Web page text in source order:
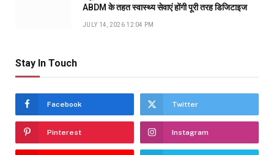
ABDM के तहत स्वास्थ्य सेवाएं होंगी पूरी तरह डिजिटाइज
JULY 14, 2026 12:04 PM
Stay In Touch
Facebook Twitter
Pinterest Instagram